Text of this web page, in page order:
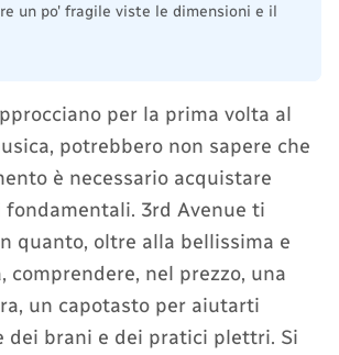
un po' fragile viste le dimensioni e il
per la prima volta al
potrebbero non sapere che
è necessario acquistare
fondamentali. 3rd Avenue ti
quanto, oltre alla bellissima e
comprendere, nel prezzo, una
un capotasto per aiutarti
dei brani e dei pratici plettri. Si